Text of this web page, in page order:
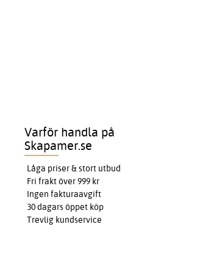
Varför handla på
Skapamer.se
Låga priser & stort utbud
Fri frakt över 999 kr
Ingen fakturaavgift
30 dagars öppet köp
Trevlig kundservice